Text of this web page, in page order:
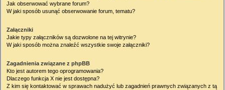
Jak obserwować wybrane forum?
W jaki sposób usunąć obserwowanie forum, tematu?
Załączniki
Jakie typy załączników są dozwolone na tej witrynie?
W jaki sposób można znaleźć wszystkie swoje załączniki?
Zagadnienia związane z phpBB
Kto jest autorem tego oprogramowania?
Dlaczego funkcja X nie jest dostępna?
Z kim się kontaktować w sprawach nadużyć lub zagadnień prawnych związanych z tą